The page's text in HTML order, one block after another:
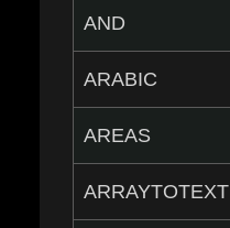
AND
ARABIC
AREAS
ARRAYTOTEXT